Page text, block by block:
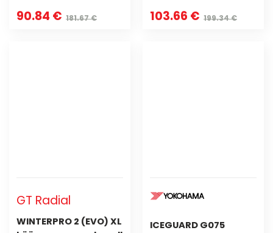
90.84 € 181.67 € 103.66 € 199.34 €
GT Radial
WINTERPRO 2 (EVO) XL
ICEGUARD G075